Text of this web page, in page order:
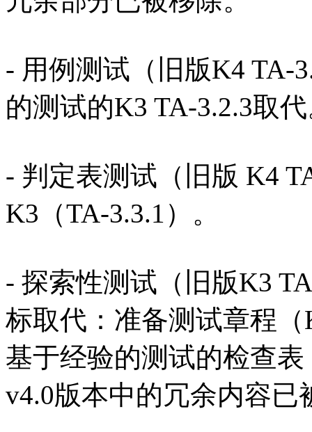
- 用例测试（旧版K4 TA-
的测试的K3 TA-3.2.3取
- 判定表测试（旧版 K4
K3（TA-3.3.1）。
- 探索性测试（旧版K3
标取代：准备测试章程
基于经验的测试的检查
v4.0版本中的冗余内容已